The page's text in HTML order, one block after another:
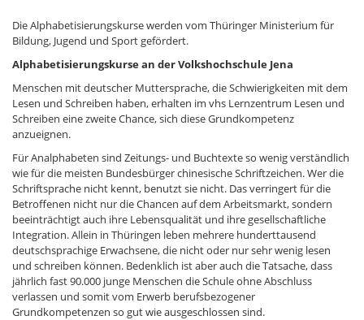
Die Alphabetisierungskurse werden vom Thüringer Ministerium für
Bildung, Jugend und Sport gefördert.
Alphabetisierungskurse an der Volkshochschule Jena
Menschen mit deutscher Muttersprache, die Schwierigkeiten mit dem
Lesen und Schreiben haben, erhalten im vhs Lernzentrum Lesen und
Schreiben eine zweite Chance, sich diese Grundkompetenz
anzueignen.
Für Analphabeten sind Zeitungs- und Buchtexte so wenig verständlich
wie für die meisten Bundesbürger chinesische Schriftzeichen. Wer die
Schriftsprache nicht kennt, benutzt sie nicht. Das verringert für die
Betroffenen nicht nur die Chancen auf dem Arbeitsmarkt, sondern
beeinträchtigt auch ihre Lebensqualität und ihre gesellschaftliche
Integration. Allein in Thüringen leben mehrere hunderttausend
deutschsprachige Erwachsene, die nicht oder nur sehr wenig lesen
und schreiben können. Bedenklich ist aber auch die Tatsache, dass
jährlich fast 90.000 junge Menschen die Schule ohne Abschluss
verlassen und somit vom Erwerb berufsbezogener
Grundkompetenzen so gut wie ausgeschlossen sind.